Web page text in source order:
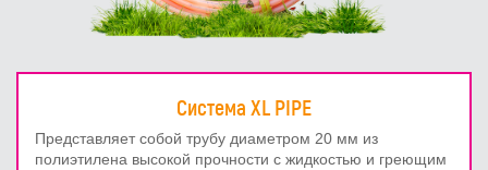
Система XL PIPE
Представляет собой трубу диаметром 20 мм из
полиэтилена высокой прочности с жидкостью и греющим